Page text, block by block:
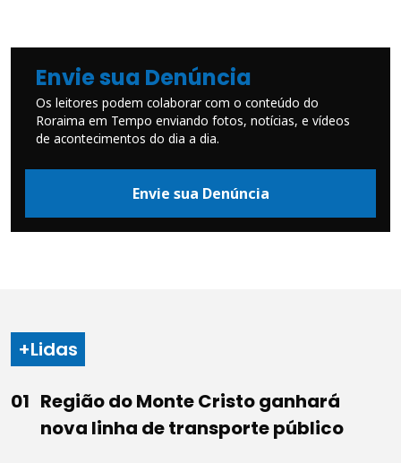
Envie sua Denúncia
Os leitores podem colaborar com o conteúdo do
Roraima em Tempo enviando fotos, notícias, e vídeos
de acontecimentos do dia a dia.
Envie sua Denúncia
+Lidas
Região do Monte Cristo ganhará
nova linha de transporte público